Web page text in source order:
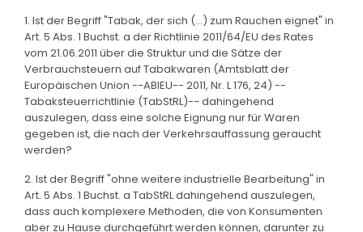
1. Ist der Begriff "Tabak, der sich (...) zum Rauchen eignet" in
Art. 5 Abs. 1 Buchst. a der Richtlinie 2011/64/EU des Rates
vom 21.06.2011 über die Struktur und die Sätze der
Verbrauchsteuern auf Tabakwaren (Amtsblatt der
Europäischen Union --ABlEU-- 2011, Nr. L 176, 24) --
Tabaksteuerrichtlinie (TabStRL)-- dahingehend
auszulegen, dass eine solche Eignung nur für Waren
gegeben ist, die nach der Verkehrsauffassung geraucht
werden?
2. Ist der Begriff "ohne weitere industrielle Bearbeitung" in
Art. 5 Abs. 1 Buchst. a TabStRL dahingehend auszulegen,
dass auch komplexere Methoden, die von Konsumenten
aber zu Hause durchgeführt werden können, darunter zu